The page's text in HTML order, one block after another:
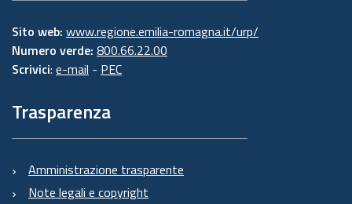
Sito web: www.regione.emilia-romagna.it/urp/
Numero verde: 800.66.22.00
Scrivici: e-mail - PEC
Trasparenza
Amministrazione trasparente
Note legali e copyright